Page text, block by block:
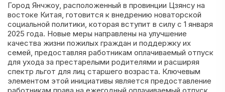
Город Янчжоу, расположенный в провинции Цзянсу на
востоке Китая, готовится к внедрению новаторской
социальной политики, которая вступит в силу с 1 января
2025 года. Новые меры направлены на улучшение
качества жизни пожилых граждан и поддержку их
семей, предоставляя работникам оплачиваемый отпуск
для ухода за престарелыми родителями и расширяя
спектр льгот для лиц старшего возраста. Ключевым
элементом этой инициативы является предоставление